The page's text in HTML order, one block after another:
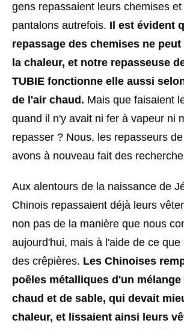
gens repassaient leurs chemises
pantalons autrefois. Il est évident
repassage des chemises ne
la chaleur, et notre repasseuse
TUBIE fonctionne elle aussi
de l'air chaud. Mais que faisaient
quand il n'y avait ni fer à vapeur ni
repasser ? Nous, les repasseurs
avons à nouveau fait des
Aux alentours de la naissance de
Chinois repassaient déjà leurs
non pas de la manière que nous
aujourd'hui, mais à l'aide de ce que
des crêpières. Les Chinoises
poêles métalliques d'un mélange
chaud et de sable, qui devait
chaleur, et lissaient ainsi leurs